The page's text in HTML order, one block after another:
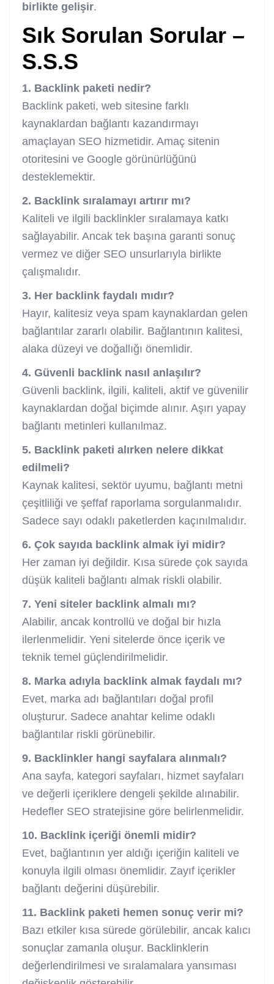
birlikte gelişir.
Sık Sorulan Sorular –
S.S.S
1. Backlink paketi nedir?
Backlink paketi, web sitesine farklı
kaynaklardan bağlantı kazandırmayı
amaçlayan SEO hizmetidir. Amaç sitenin
otoritesini ve Google görünürlüğünü
desteklemektir.
2. Backlink sıralamayı artırır mı?
Kaliteli ve ilgili backlinkler sıralamaya katkı
sağlayabilir. Ancak tek başına garanti sonuç
vermez ve diğer SEO unsurlarıyla birlikte
çalışmalıdır.
3. Her backlink faydalı mıdır?
Hayır, kalitesiz veya spam kaynaklardan gelen
bağlantılar zararlı olabilir. Bağlantının kalitesi,
alaka düzeyi ve doğallığı önemlidir.
4. Güvenli backlink nasıl anlaşılır?
Güvenli backlink, ilgili, kaliteli, aktif ve güvenilir
kaynaklardan doğal biçimde alınır. Aşırı yapay
bağlantı metinleri kullanılmaz.
5. Backlink paketi alırken nelere dikkat
edilmeli?
Kaynak kalitesi, sektör uyumu, bağlantı metni
çeşitliliği ve şeffaf raporlama sorgulanmalıdır.
Sadece sayı odaklı paketlerden kaçınılmalıdır.
6. Çok sayıda backlink almak iyi midir?
Her zaman iyi değildir. Kısa sürede çok sayıda
düşük kaliteli bağlantı almak riskli olabilir.
7. Yeni siteler backlink almalı mı?
Alabilir, ancak kontrollü ve doğal bir hızla
ilerlenmelidir. Yeni sitelerde önce içerik ve
teknik temel güçlendirilmelidir.
8. Marka adıyla backlink almak faydalı mı?
Evet, marka adı bağlantıları doğal profil
oluşturur. Sadece anahtar kelime odaklı
bağlantılar riskli görünebilir.
9. Backlinkler hangi sayfalara alınmalı?
Ana sayfa, kategori sayfaları, hizmet sayfaları
ve değerli içeriklere dengeli şekilde alınabilir.
Hedefler SEO stratejisine göre belirlenmelidir.
10. Backlink içeriği önemli midir?
Evet, bağlantının yer aldığı içeriğin kaliteli ve
konuyla ilgili olması önemlidir. Zayıf içerikler
bağlantı değerini düşürebilir.
11. Backlink paketi hemen sonuç verir mi?
Bazı etkiler kısa sürede görülebilir, ancak kalıcı
sonuçlar zamanla oluşur. Backlinklerin
değerlendirilmesi ve sıralamalara yansıması